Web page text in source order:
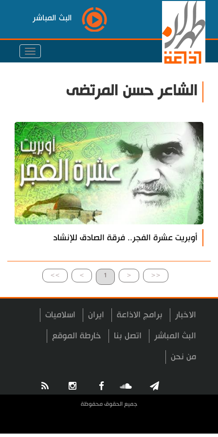
البث المباشر
الشاعر حسن المرتضى
أوبريت عشرة الفجر.. فرقة الصادق للإنشاد
>> > 1 < <<
الاخبار برامج الاذاعة ايران اسلاميات
البث المباشر اتصل بنا خارطة الموقع
من نحن
جميع الحقوق محفوظة